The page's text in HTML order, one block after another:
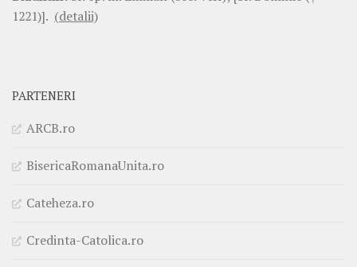
1221)]. (detalii)
PARTENERI
ARCB.ro
BisericaRomanaUnita.ro
Cateheza.ro
Credinta-Catolica.ro